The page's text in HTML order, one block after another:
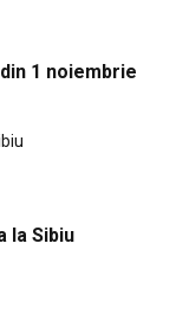
1 noiembrie
la Sibiu